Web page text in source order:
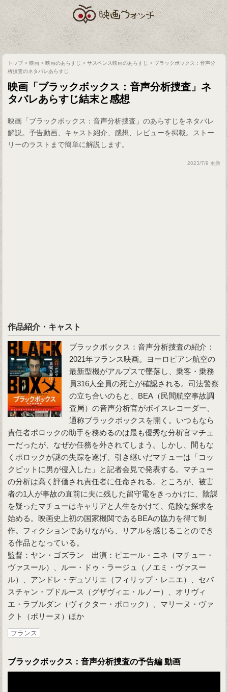
トップ>映画 >映画のあらすじ >サスペンス映画のあらすじ > ブラックボックス：音声分
析捜査のネタバレあらすじ
映画「ブラックボックス：音声分析捜査」ネ
タバレあらすじ結末と感想
映画「ブラックボックス：音声分析捜査」のあらすじをネタバレ
解説。予告動画、キャスト紹介、感想、レビューを掲載。ストー
リーのラストまで簡単に解説します。
2023/7/9 更新
作品紹介・キャスト
ブラックボックス：音声分析捜査の紹介：
2021年フランス映画。ヨーロピアン航空の
最新型機がアルプスで墜落し、乗客・乗務
員316人全員の死亡が確認される。司法警察
の立ち合いのもと、BEA（民間航空事故調
査局）の音声分析官がボイスレコーダー、
通称ブラックボックスを開く。いつもなら
責任者ポロックの助手を務めるのは最も優秀な分析官マチュ
ーだったが、なぜか任務を外されてしまう。しかし、間もな
くポロックが謎の失踪を遂げ、引き継いだマチューは「コッ
クピットに男が侵入した」と記者会見で発表する。マチュー
の分析は高く評価され責任者に任命される。ところが、被害
者の1人が事故の直前に夫に残した留守電をきっかけに、陰謀
を疑ったマチューはキャリアと人生をかけて、危険な探求を
始める。映画史上初の国家機関であるBEAの協力を得て制
作。フィクションでありながら、リアルを感じることのでき
る作品となっている。
監督：ヤン・ゴズラン 出演：ピエール・ニネ（マチュー・
ヴァスール）、ルー・ドゥ・ラージュ（ノエミ・ヴァスー
ル）、アンドレ・デュソリエ（フィリップ・レニエ）、セバ
スチャン・プドルース（グザヴィエ・ルノー）、オリヴィ
エ・ラブルダン（ヴィクター・ポロック）、マリーヌ・ヴァ
クト（ポリーヌ）ほか
フランス
ブラックボックス：音声分析捜査の予告編 動画